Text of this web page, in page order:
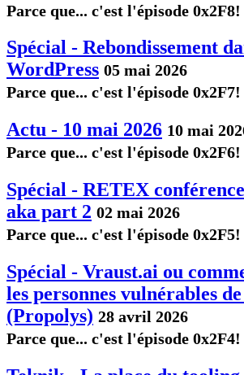
Parce que... c'est l'épisode 0x2F8!
Spécial - Rebondissement
WordPress 05 mai 2026
Parce que... c'est l'épisode 0x2F7!
Actu - 10 mai 2026 10 mai
Parce que... c'est l'épisode 0x2F6!
Spécial - RETEX
aka part 2 02 mai 2026
Parce que... c'est l'épisode 0x2F5!
Spécial - Vraust.ai ou
les personnes vulnérables
(Propolys) 28 avril 2026
Parce que... c'est l'épisode 0x2F4!